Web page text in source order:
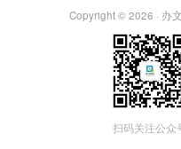
Copyright © 2026 · 办
扫码关注公众